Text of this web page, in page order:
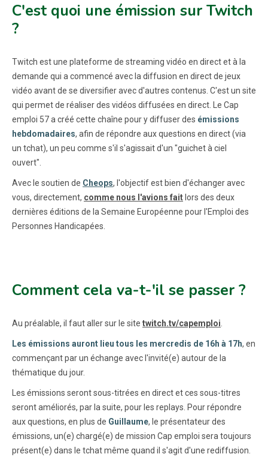
C'est quoi une émission sur Twitch
?
Twitch est une plateforme de streaming vidéo en direct et à la
demande qui a commencé avec la diffusion en direct de jeux
vidéo avant de se diversifier avec d'autres contenus. C'est un site
qui permet de réaliser des vidéos diffusées en direct. Le Cap
emploi 57 a créé cette chaîne pour y diffuser des émissions
hebdomadaires, afin de répondre aux questions en direct (via
un tchat), un peu comme s'il s'agissait d'un "guichet à ciel
ouvert".
Avec le soutien de Cheops, l'objectif est bien d'échanger avec
vous, directement, comme nous l'avions fait lors des deux
dernières éditions de la Semaine Européenne pour l'Emploi des
Personnes Handicapées.
Comment cela va-t-'il se passer ?
Au préalable, il faut aller sur le site twitch.tv/capemploi
Les émissions auront lieu tous les mercredis de 16h à 17h, en
commençant par un échange avec l'invité(e) autour de la
thématique du jour.
Les émissions seront sous-titrées en direct et ces sous-titres
seront améliorés, par la suite, pour les replays. Pour répondre
aux questions, en plus de Guillaume, le présentateur des
émissions, un(e) chargé(e) de mission Cap emploi sera toujours
présent(e) dans le tchat même quand il s'agit d'une rediffusion.